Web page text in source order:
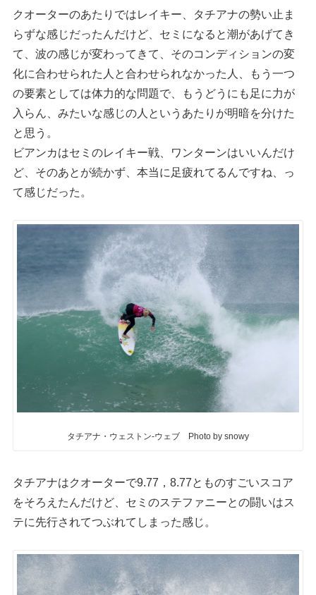
クオーターのあたりではレイキー、タチアナの勢い止ま
らずな感じだったんだけど、セミになると潮があげてき
て、波の感じが変わってきて、そのコンディションの変
化に合わせられた人と合わせられなかった人、もう一つ
の要素としては体力的な問題で、もうどうにも足に力が
入らん、みたいな感じの人というあたりが明暗を分けた
と思う。
ビアンカはセミのレイキー戦、ワンターンはいいんだけ
ど、そのあとが続かず、本当に足疲れてるんですね、っ
て感じだった。
タチアナ・ウェストン-ウェブ Photo by snowy
タチアナはクオーターで9.77，8.77とものすごいスコア
をそろえたんだけど、セミのステファニーとの闘いはス
テに先行されてつぶれてしまった感じ。